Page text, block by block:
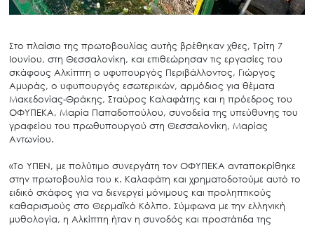
Στο πλαίσιο της πρωτοβουλίας αυτής βρέθηκαν χθες, Τρίτη 7
Ιουνίου, στη Θεσσαλονίκη, και επιθεώρησαν τις εργασίες του
σκάφους Αλκίππη ο υφυπουργός Περιβάλλοντος, Γιώργος
Αμυράς, ο υφυπουργός εσωτερικών, αρμόδιος για θέματα
Μακεδονίας-Θράκης, Σταύρος Καλαφάτης και η πρόεδρος του
ΟΦΥΠΕΚΑ, Μαρία Παπαδοπούλου, συνοδεία της υπεύθυνης του
γραφείου του πρωθυπουργού στη Θεσσαλονίκη, Μαρίας
Αντωνίου.
«Το ΥΠΕΝ, με πολύτιμο συνεργάτη τον ΟΦΥΠΕΚΑ ανταποκρίθηκε
στην πρωτοβουλία του κ. Καλαφάτη και χρηματοδοτούμε αυτό το
ειδικό σκάφος για να διενεργεί μόνιμους και προληπτικούς
καθαρισμούς στο Θερμαϊκό Κόλπο. Σύμφωνα με την ελληνική
μυθολογία, η Αλκίππη ήταν η συνοδός και προστάτιδα της